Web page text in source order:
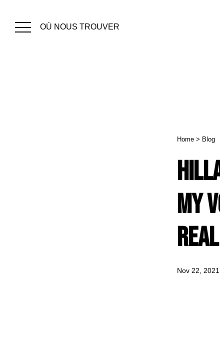
OÙ NOUS TROUVER
Home > Blog
my
Nov 22,